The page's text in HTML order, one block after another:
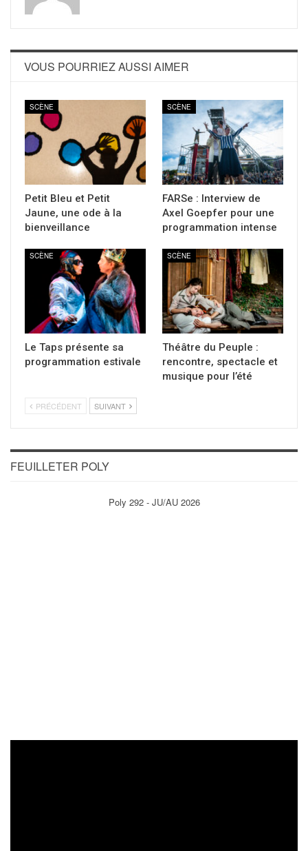
VOUS POURRIEZ AUSSI AIMER
SCÈNE
Petit Bleu et Petit
Jaune, une ode à la
bienveillance
SCÈNE
FARSe : Interview de
Axel Goepfer pour une
programmation intense
SCÈNE
Le Taps présente sa
programmation estivale
SCÈNE
Théâtre du Peuple :
rencontre, spectacle et
musique pour l’été
PRÉCÉDENT SUIVANT
FEUILLETER POLY
Poly 292 - JU/AU 2026